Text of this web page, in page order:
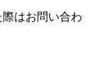
はお問い合わ